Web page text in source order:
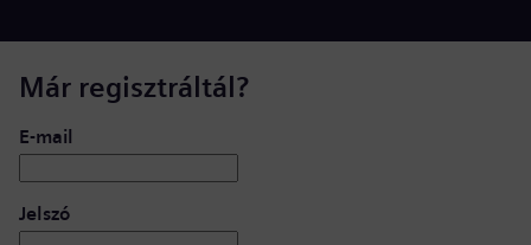
Már regisztráltál?
Bejelentkezés: felhasználó és jelszó
E-mail
Jelszó